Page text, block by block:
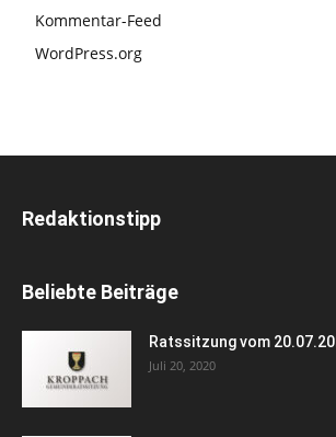
Kommentar-Feed
WordPress.org
Redaktionstipp
Beliebte Beiträge
Ratssitzung vom
Juli 20, 2020